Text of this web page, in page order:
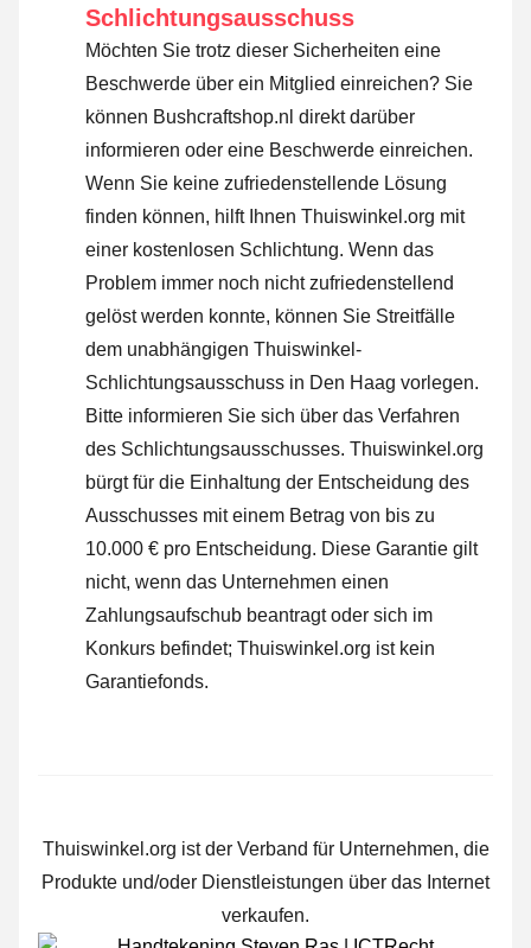
Schlichtungsausschuss
Möchten Sie trotz dieser Sicherheiten eine
Beschwerde über ein Mitglied einreichen? Sie
können Bushcraftshop.nl direkt darüber
informieren oder eine Beschwerde einreichen.
Wenn Sie keine zufriedenstellende Lösung
finden können, hilft Ihnen Thuiswinkel.org mit
einer kostenlosen Schlichtung. Wenn das
Problem immer noch nicht zufriedenstellend
gelöst werden konnte, können Sie Streitfälle
dem unabhängigen Thuiswinkel-
Schlichtungsausschuss in Den Haag vorlegen.
Bitte informieren Sie sich über das Verfahren
des Schlichtungsausschusses. Thuiswinkel.org
bürgt für die Einhaltung der Entscheidung des
Ausschusses mit einem Betrag von bis zu
10.000 € pro Entscheidung. Diese Garantie gilt
nicht, wenn das Unternehmen einen
Zahlungsaufschub beantragt oder sich im
Konkurs befindet; Thuiswinkel.org ist kein
Garantiefonds.
Thuiswinkel.org ist der Verband für Unternehmen, die
Produkte und/oder Dienstleistungen über das Internet
verkaufen.